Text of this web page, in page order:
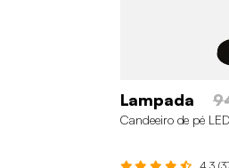
Lampada
Candeeiro de pé